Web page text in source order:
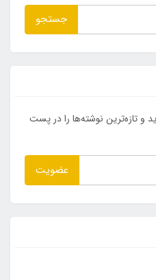
جستجو
و تازه‌ترین نوشته‌ها را در پست
عضویت